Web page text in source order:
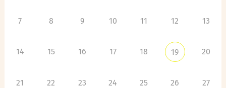
7 8 9 10 11 12 13
14 15 16 17 18 19 20
21 22 23 24 25 26 27